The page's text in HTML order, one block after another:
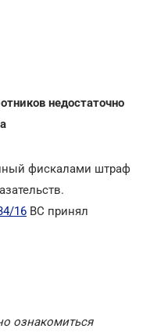
недостаточно
фискалами штраф
16 ВС принял
ознакомиться